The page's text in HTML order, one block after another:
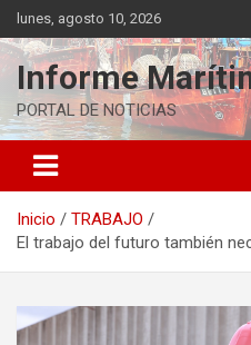
Saltar
al
contenido
lunes, agosto 10, 2026
Informe
PORTAL DE NOTICIAS
Inicio
TRABAJO
El trabajo del futuro también